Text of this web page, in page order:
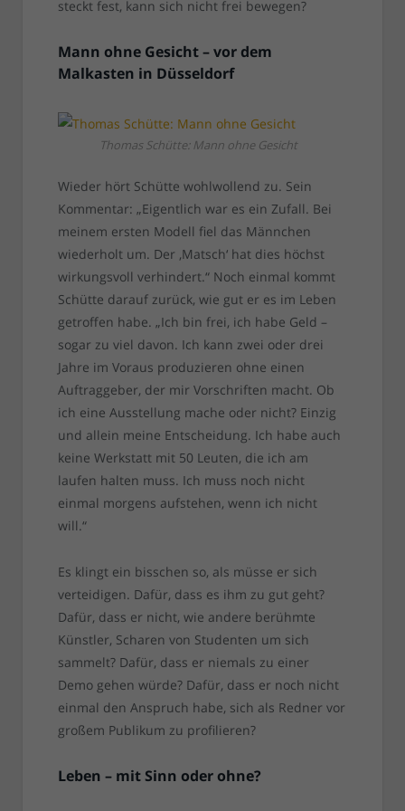
steckt fest, kann sich nicht frei bewegen?
Mann ohne Gesicht – vor dem
Malkasten in Düsseldorf
Thomas Schütte: Mann ohne Gesicht
Wieder hört Schütte wohlwollend zu. Sein
Kommentar: „Eigentlich war es ein Zufall. Bei
meinem ersten Modell fiel das Männchen
wiederholt um. Der ‚Matsch‘ hat dies höchst
wirkungsvoll verhindert.“ Noch einmal kommt
Schütte darauf zurück, wie gut er es im Leben
getroffen habe. „Ich bin frei, ich habe Geld –
sogar zu viel davon. Ich kann zwei oder drei
Jahre im Voraus produzieren ohne einen
Auftraggeber, der mir Vorschriften macht. Ob
ich eine Ausstellung mache oder nicht? Einzig
und allein meine Entscheidung. Ich habe auch
keine Werkstatt mit 50 Leuten, die ich am
laufen halten muss. Ich muss noch nicht
einmal morgens aufstehen, wenn ich nicht
will.“
Es klingt ein bisschen so, als müsse er sich
verteidigen. Dafür, dass es ihm zu gut geht?
Dafür, dass er nicht, wie andere berühmte
Künstler, Scharen von Studenten um sich
sammelt? Dafür, dass er niemals zu einer
Demo gehen würde? Dafür, dass er noch nicht
einmal den Anspruch habe, sich als Redner vor
großem Publikum zu profilieren?
Leben – mit Sinn oder ohne?